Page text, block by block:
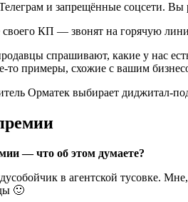
и запрещённые соцсети.
своего КП — звонят на горячую
спрашивают, какие у нас
то примеры, схожие с вашим
— что об этом думаете?
в агентской тусовке.
🙂